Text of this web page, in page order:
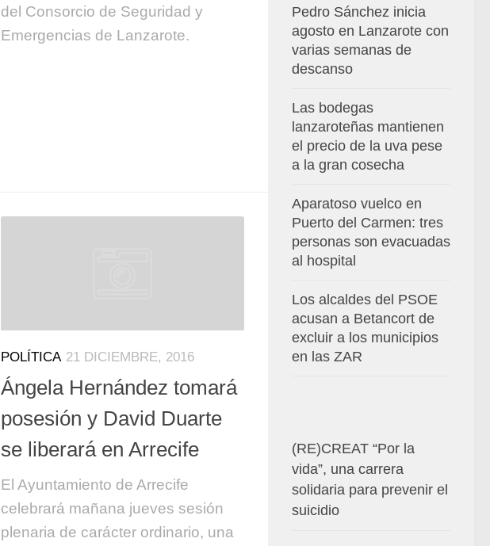
del Consorcio de Seguridad y
Emergencias de Lanzarote.
POLÍTICA 21 DICIEMBRE, 2016
Ángela Hernández tomará
posesión y David Duarte
se liberará en Arrecife
El Ayuntamiento de Arrecife
celebrará mañana jueves sesión
plenaria de carácter ordinario, una
Pedro Sánchez inicia
agosto en Lanzarote con
varias semanas de
descanso
Las bodegas
lanzaroteñas mantienen
el precio de la uva pese
a la gran cosecha
Aparatoso vuelco en
Puerto del Carmen: tres
personas son evacuadas
al hospital
Los alcaldes del PSOE
acusan a Betancort de
excluir a los municipios
en las ZAR
(RE)CREAT “Por la
vida”, una carrera
solidaria para prevenir el
suicidio